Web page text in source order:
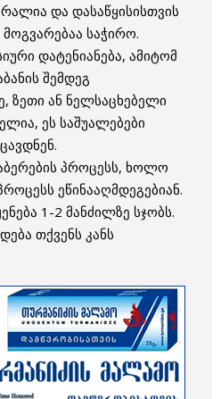
და დასაწყისისთვის
საჭირო.
დატენიანება, ამიტომ
შემდეგ
ზეთი ან ნელსაცხებელი
ეს საშუალებები
პროცესს, ხოლო
ეწინააღმდეგებიან.
1-2 მანძილზე სჯობს.
თქვენს კანს